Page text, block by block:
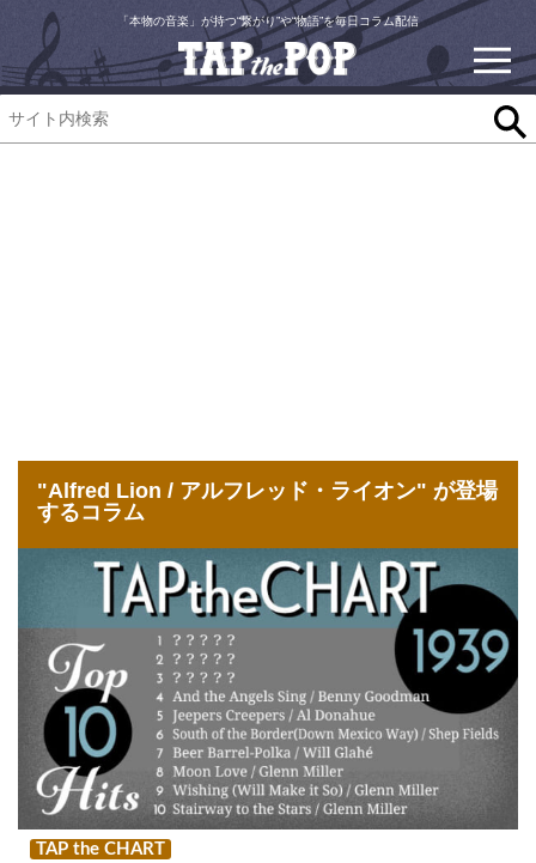
「本物の音楽」が持つ“繋がり”や“物語”を毎日コラム配信
"Alfred Lion / アルフレッド・ライオン" が登場
するコラム
TAP the CHART